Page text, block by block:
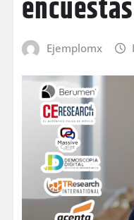
encuestas
Ejemplomx